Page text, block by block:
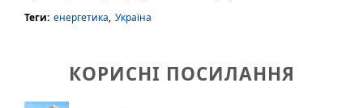
Теги: енергетика, Україна
КОРИСНІ ПОСИЛАННЯ